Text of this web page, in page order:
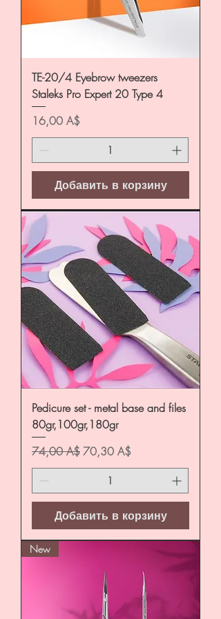
TE-20/4 Eyebrow tweezers
Staleks Pro Expert 20 Type 4
Цена
16,00 A$
Добавить в корзину
Pedicure set - metal base and files
80gr,100gr,180gr
Обычная цена
74,00 A$ Цена со скидкой
70,30 A$
Добавить в корзину
New